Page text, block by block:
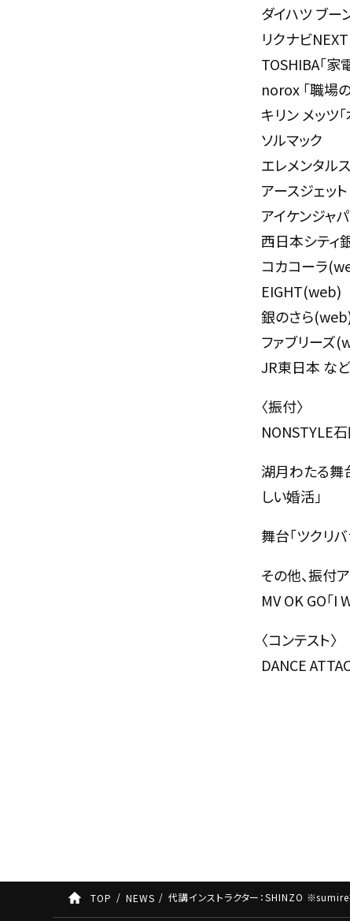
ダイハツ ブー
リクナビNEXT
TOSHIBA「家
norox 「職場
キリン メッツ
ソルマック
エレメンタル
アースジェット
アイケンジャ
西日本シティ
コカコーラ
EIGHT(web)
銀のさら
ファブリーズ
JR東日本 など
〈振付〉
NONSTYLE
湖月わたる舞
しい婚活」
舞台「ツクリバ
その他、振付
MV OK GO「I
〈コンテスト〉
DANCE
TOP NEWS 代講インストラクター：SHINZO